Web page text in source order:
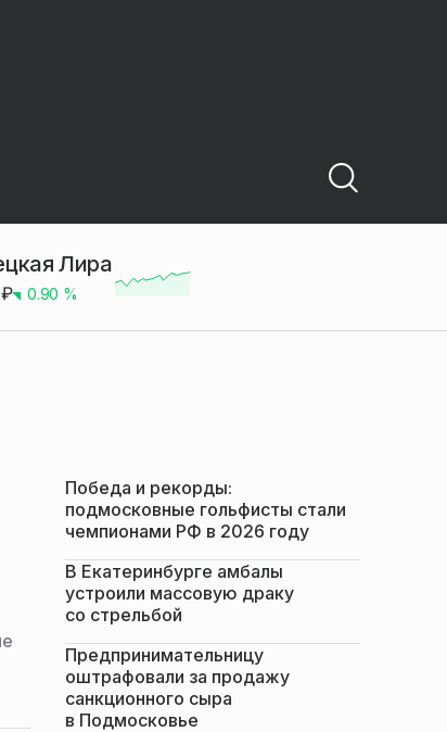
Лира
₽ 0.90 %
Победа и рекорды:
подмосковные гольфисты стали
чемпионами РФ в 2026 году
В Екатеринбурге амбалы
устроили массовую драку
со стрельбой
Предпринимательницу
оштрафовали за продажу
санкционного сыра
в Подмосковье